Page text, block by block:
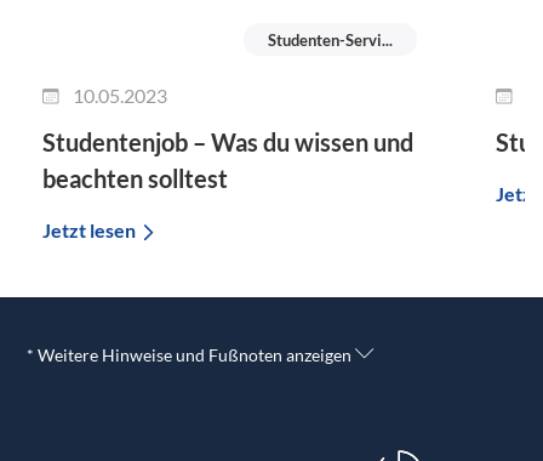
Studenten-Servi...
10.05.2023
Studentenjob – Was du wissen und
beachten solltest
Jetzt lesen
Jetzt
* Weitere Hinweise und Fußnoten anzeigen